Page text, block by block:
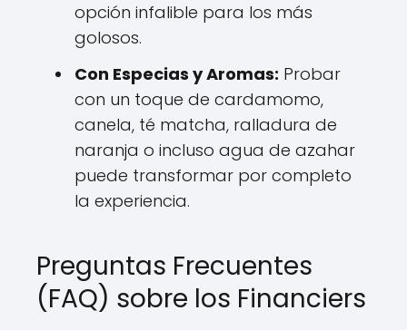
opción infalible para los más
golosos.
Con Especias y Aromas: Probar
con un toque de cardamomo,
canela, té matcha, ralladura de
naranja o incluso agua de azahar
puede transformar por completo
la experiencia.
Preguntas Frecuentes
(FAQ) sobre los Financiers